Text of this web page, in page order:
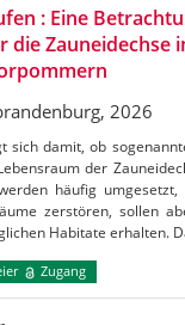
: Eine
die Zauneidechse
2026
sich damit, ob
der
häufig umgesetzt,
zerstören, sollen
Habitate erhalten.
Zugang